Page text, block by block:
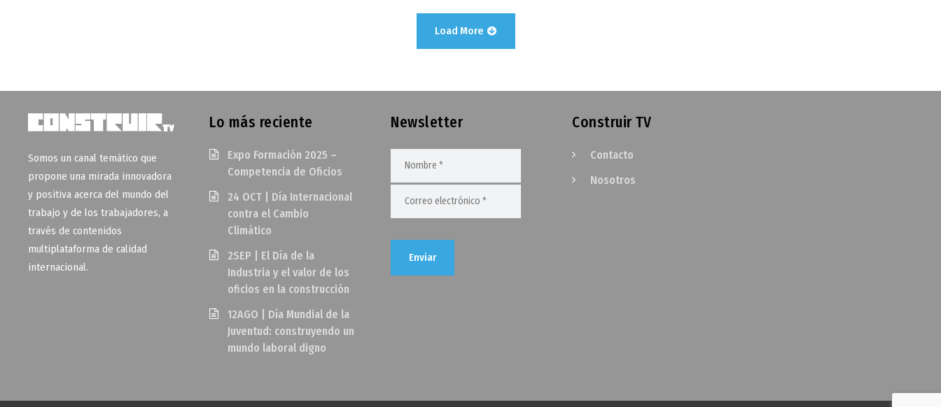
Load More
Somos un canal temático que
propone una mirada innovadora
y positiva acerca del mundo del
trabajo y de los trabajadores, a
través de contenidos
multiplataforma de calidad
internacional.
Lo más reciente
Expo Formación 2025 –
Competencia de Oficios
24 OCT | Día Internacional
contra el Cambio
Climático
2SEP | El Día de la
Industria y el valor de los
oficios en la construcción
12AGO | Día Mundial de la
Juventud: construyendo un
mundo laboral digno
Newsletter Construir TV
Contacto
Nosotros